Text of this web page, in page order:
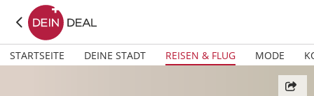
STARTSEITE DEINE STADT REISEN & FLUG MODE